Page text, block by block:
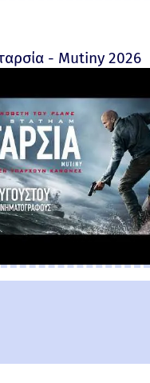
- Mutiny 2026